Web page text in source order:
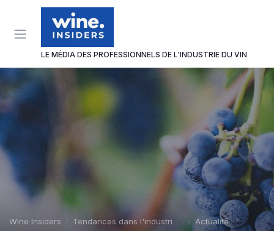
LE MÉDIA DES PROFESSIONNELS DE L'INDUSTRIE DU VIN
Wine Insiders Tendances dans l'industrie du vin Actualité
Panneau de gestion des cookies